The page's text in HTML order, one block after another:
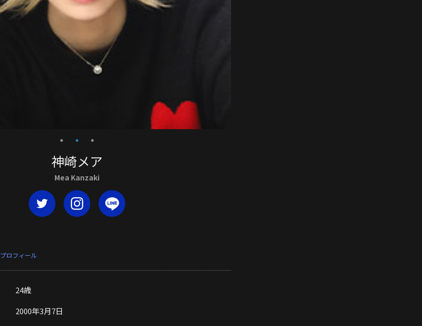
神崎メア
Mea Kanzaki
プロフィール
24歳
2000年3月7日